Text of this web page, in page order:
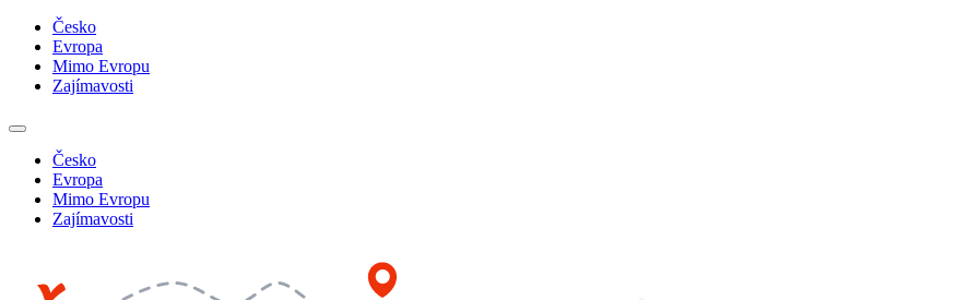
Česko
Evropa
Mimo Evropu
Zajímavosti
Česko
Evropa
Mimo Evropu
Zajímavosti